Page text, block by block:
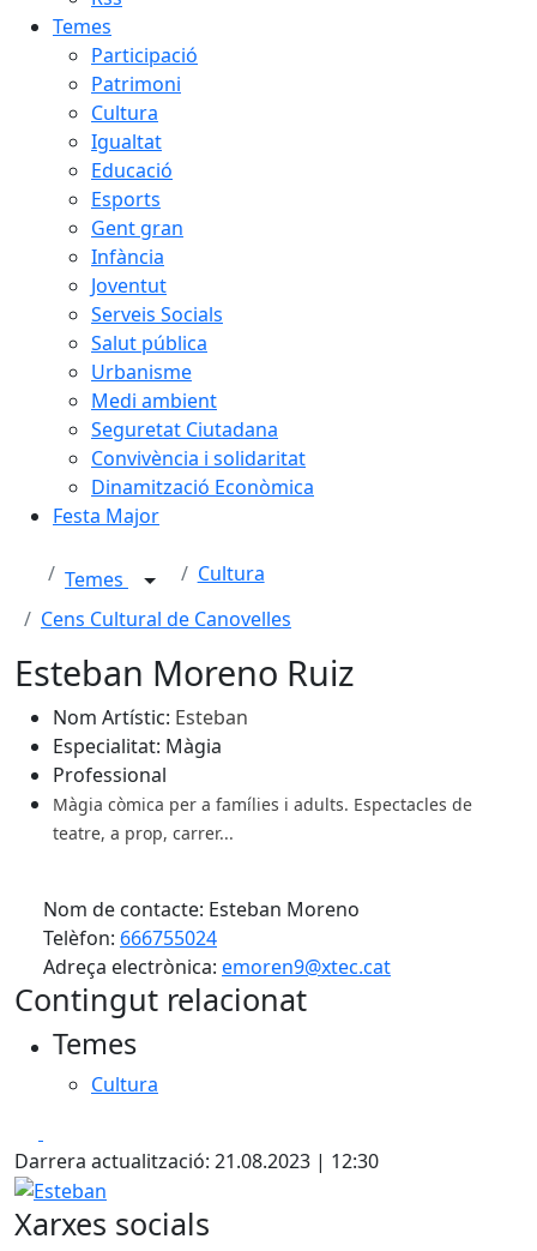
Temes
Participació
Patrimoni
Cultura
Igualtat
Educació
Esports
Gent gran
Infància
Joventut
Serveis Socials
Salut pública
Urbanisme
Medi ambient
Seguretat Ciutadana
Convivència i solidaritat
Dinamització Econòmica
Festa Major
Temes
Cultura
Cens Cultural de Canovelles
Esteban Moreno Ruiz
Nom Artístic: Esteban
Especialitat: Màgia
Professional
Màgia còmica per a famílies i adults. Espectacles de
teatre, a prop, carrer...
Nom de contacte: Esteban Moreno
Telèfon: 666755024
Adreça electrònica: emoren9@xtec.cat
Contingut relacionat
Temes
Cultura
Darrera actualització: 21.08.2023 | 12:30
Esteban
Xarxes socials